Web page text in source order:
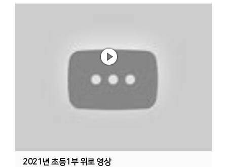
2021년 초등1부 위로 영상